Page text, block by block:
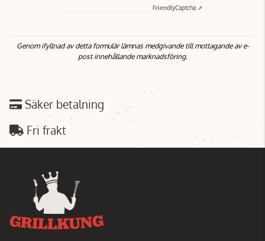
FriendlyCaptcha ⇗
Genom ifyllnad av detta formulär lämnas medgivande till mottagande av e-
post innehållande marknadsföring.
Säker betalning
Fri frakt